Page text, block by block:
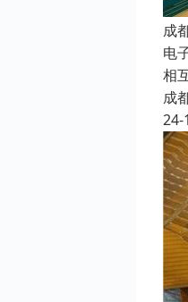
成
电
相
成
24-